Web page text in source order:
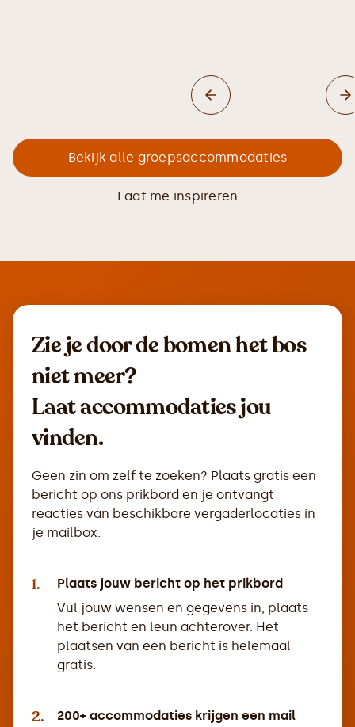
Bekijk alle groepsaccommodaties
Laat me inspireren
Zie je door de bomen het bos
niet meer?
Laat accommodaties jou
vinden.
Geen zin om zelf te zoeken? Plaats gratis een
bericht op ons prikbord en je ontvangt
reacties van beschikbare vergaderlocaties in
je mailbox.
1.
Plaats jouw bericht op het prikbord
Vul jouw wensen en gegevens in, plaats
het bericht en leun achterover. Het
plaatsen van een bericht is helemaal
gratis.
2.
200+ accommodaties krijgen een mail